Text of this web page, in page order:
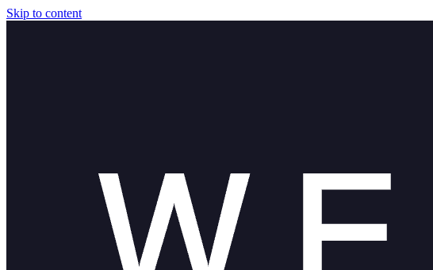
Skip to content